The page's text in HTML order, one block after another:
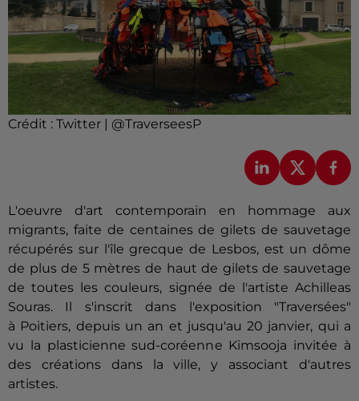
Crédit : Twitter | @TraverseesP
L'oeuvre d'art contemporain en hommage aux
migrants, faite de centaines de gilets de sauvetage
récupérés sur l'île grecque de Lesbos, est un dôme
de plus de 5 mètres de haut de gilets de sauvetage
de toutes les couleurs, signée de l'artiste Achilleas
Souras. Il s'inscrit dans l'exposition "Traversées"
à Poitiers, depuis un an et jusqu'au 20 janvier, qui a
vu la plasticienne sud-coréenne Kimsooja invitée à
des créations dans la ville, y associant d'autres
artistes.